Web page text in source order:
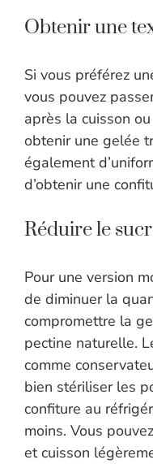
Obtenir une
Si vous préférez
vous pouvez
après la cuisson
obtenir une gelée
également
d’obtenir une
Réduire le
Pour une version
de diminuer la
compromettre la
pectine naturelle.
comme
bien stériliser les
confiture au
moins. Vous
et cuisson